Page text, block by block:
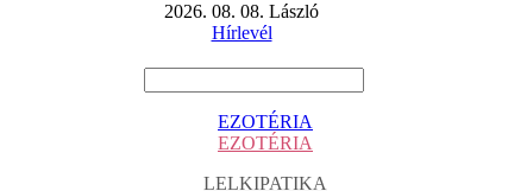
2026. 08. 08. László
Hírlevél
EZOTÉRIA
EZOTÉRIA
LELKIPATIKA